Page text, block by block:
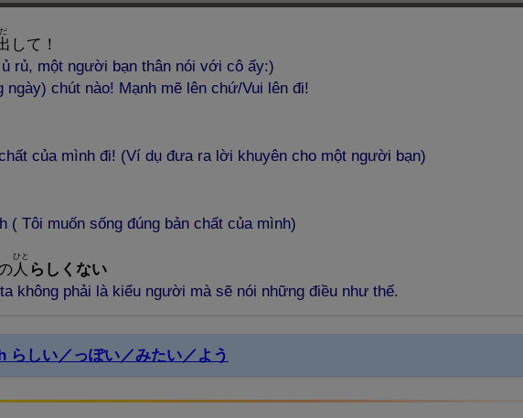
だ
して！
rủ, một người bạn thân nói với cô ấy:)
ngày) chút nào! Mạnh mẽ lên chứ/Vui lên đi!
của mình đi! (Ví dụ đưa ra lời khuyên cho một người bạn)
Tôi muốn sống đúng bản chất của mình)
人
ひと
らしくない
phải là kiểu người mà sẽ nói những điều như thế.
らしい／っぽい／みたい／よう